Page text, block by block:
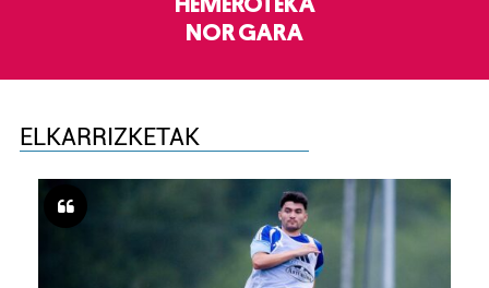
HEMEROTEKA
NOR GARA
ELKARRIZKETAK